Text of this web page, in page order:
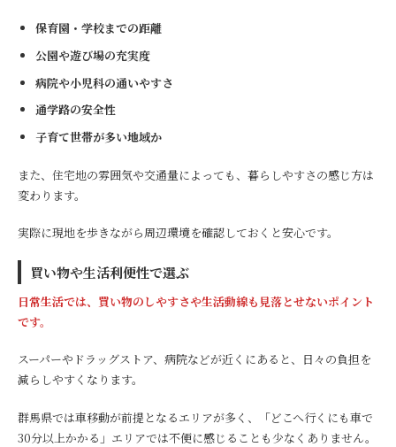
保育園・学校までの距離
公園や遊び場の充実度
病院や小児科の通いやすさ
通学路の安全性
子育て世帯が多い地域か
また、住宅地の雰囲気や交通量によっても、暮らしやすさの感じ方は
変わります。
実際に現地を歩きながら周辺環境を確認しておくと安心です。
買い物や生活利便性で選ぶ
日常生活では、買い物のしやすさや生活動線も見落とせないポイント
です。
スーパーやドラッグストア、病院などが近くにあると、日々の負担を
減らしやすくなります。
群馬県では車移動が前提となるエリアが多く、「どこへ行くにも車で
30分以上かかる」エリアでは不便に感じることも少なくありません。